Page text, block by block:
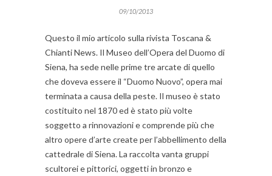
09/10/2013
Questo il mio articolo sulla rivista Toscana &
Chianti News. Il Museo dell’Opera del Duomo di
Siena, ha sede nelle prime tre arcate di quello
che doveva essere il “Duomo Nuovo”, opera mai
terminata a causa della peste. Il museo è stato
costituito nel 1870 ed è stato più volte
soggetto a rinnovazioni e comprende più che
altro opere d’arte create per l’abbellimento della
cattedrale di Siena. La raccolta vanta gruppi
scultorei e pittorici, oggetti in bronzo e